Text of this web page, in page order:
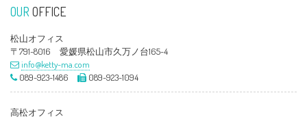
OUR OFFICE
松山オフィス
〒791-8016 愛媛県松山市久万ノ台165-4
info@ketty-ma.com
089-923-1486
089-923-1094
高松オフィス